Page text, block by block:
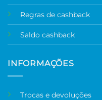
Regras de cashback
Saldo cashback
INFORMAÇÕES
Trocas e devoluções